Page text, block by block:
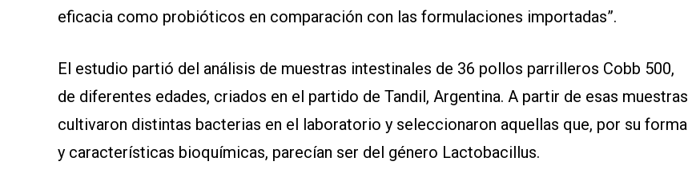
eficacia como probióticos en comparación con las formulaciones importadas”.
El estudio partió del análisis de muestras intestinales de 36 pollos parrilleros Cobb 500,
de diferentes edades, criados en el partido de Tandil, Argentina. A partir de esas muestras
cultivaron distintas bacterias en el laboratorio y seleccionaron aquellas que, por su forma
y características bioquímicas, parecían ser del género Lactobacillus.